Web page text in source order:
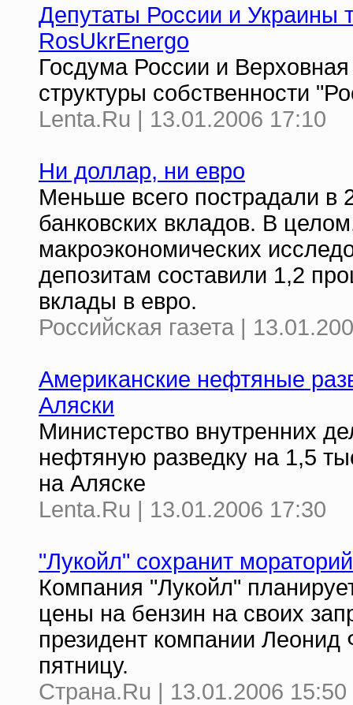
Депутаты России и Украины
RosUkrEnergo
Госдума России и
структуры собственности
Lenta.Ru | 13.01.2006 17:10
Ни доллар, ни евро
Меньше всего пострадали в
банковских вкладов. В
макроэкономических
депозитам составили 1,2
вклады в евро.
Российская газета |
Американские нефтяные
Аляски
Министерство внутренних
нефтяную разведку на 1,5
на Аляске
Lenta.Ru | 13.01.2006 17:30
"Лукойл" сохранит
Компания "Лукойл"
цены на бензин на своих
президент компании
пятницу.
Страна.Ru | 13.01.2006 15:50